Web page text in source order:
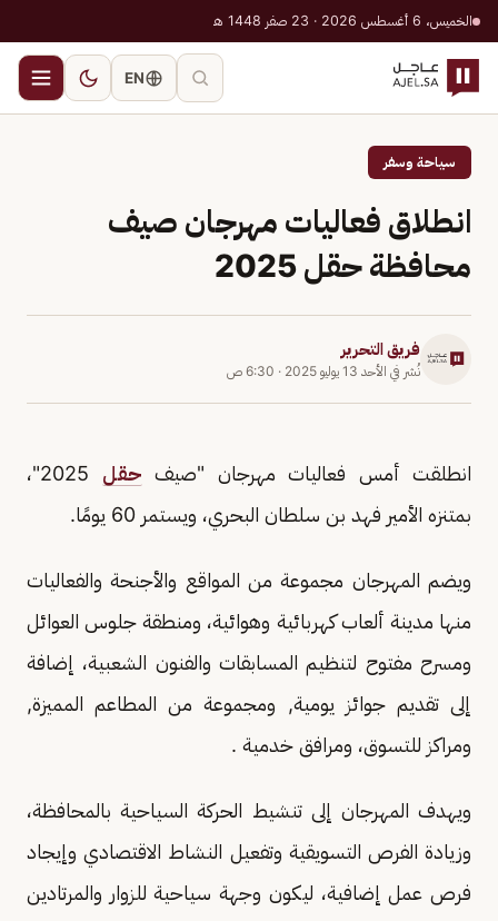
الخميس، 6 أغسطس 2026 · 23 صفر 1448 هـ
EN
سياحة وسفر
انطلاق فعاليات مهرجان صيف
محافظة حقل 2025
فريق التحرير
نُشر في الأحد 13 يوليو 2025 · 6:30 ص
انطلقت أمس فعاليات مهرجان "صيف حقل
2025"،
بمتنزه الأمير فهد بن سلطان البحري، ويستمر 60 يومًا.
ويضم المهرجان مجموعة من المواقع والأجنحة والفعاليات
منها مدينة ألعاب كهربائية وهوائية، ومنطقة جلوس العوائل
ومسرح مفتوح لتنظيم المسابقات والفنون الشعبية، إضافة
إلى تقديم جوائز يومية, ومجموعة من المطاعم المميزة,
ومراكز للتسوق، ومرافق خدمية .
ويهدف المهرجان إلى تنشيط الحركة السياحية بالمحافظة،
وزيادة الفرص التسويقية وتفعيل النشاط الاقتصادي وإيجاد
فرص عمل إضافية، ليكون وجهة سياحية للزوار والمرتادين